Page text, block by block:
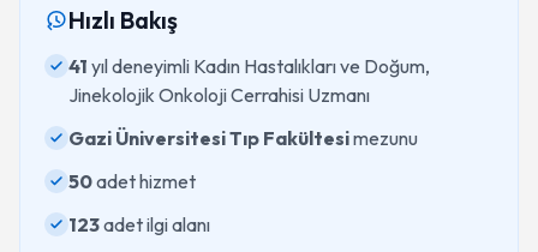
Hızlı Bakış
41 yıl deneyimli Kadın Hastalıkları ve Doğum,
Jinekolojik Onkoloji Cerrahisi Uzmanı
Gazi Üniversitesi Tıp Fakültesimezunu
50adet hizmet
123adet ilgi alanı